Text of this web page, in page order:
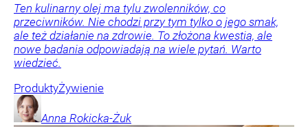
Ten kulinarny olej ma tylu zwolenników, co
przeciwników. Nie chodzi przy tym tylko o jego smak,
ale też działanie na zdrowie. To złożona kwestia, ale
nowe badania odpowiadają na wiele pytań. Warto
wiedzieć.
ProduktyŻywienie
Anna Rokicka-Żuk